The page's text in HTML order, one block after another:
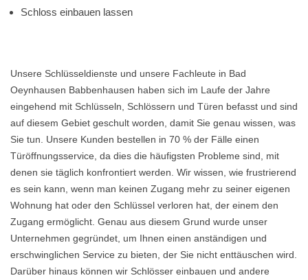
Schloss einbauen lassen
Unsere Schlüsseldienste und unsere Fachleute in Bad
Oeynhausen Babbenhausen haben sich im Laufe der Jahre
eingehend mit Schlüsseln, Schlössern und Türen befasst und sind
auf diesem Gebiet geschult worden, damit Sie genau wissen, was
Sie tun. Unsere Kunden bestellen in 70 % der Fälle einen
Türöffnungsservice, da dies die häufigsten Probleme sind, mit
denen sie täglich konfrontiert werden. Wir wissen, wie frustrierend
es sein kann, wenn man keinen Zugang mehr zu seiner eigenen
Wohnung hat oder den Schlüssel verloren hat, der einem den
Zugang ermöglicht. Genau aus diesem Grund wurde unser
Unternehmen gegründet, um Ihnen einen anständigen und
erschwinglichen Service zu bieten, der Sie nicht enttäuschen wird.
Darüber hinaus können wir Schlösser einbauen und andere